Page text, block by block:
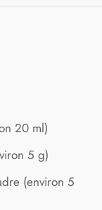
20 ml)
5 g)
(environ 5